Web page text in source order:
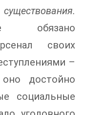
обязано
своих
–
достойно
социальные